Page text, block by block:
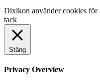
Dixikon använder cookies för
tack
Stäng
Privacy Overview